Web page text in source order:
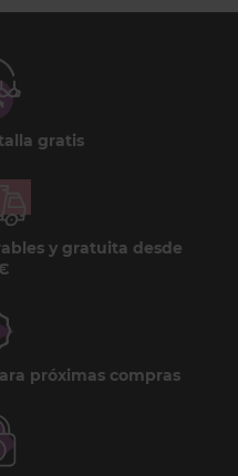
gratis
y gratuita desde
próximas compras